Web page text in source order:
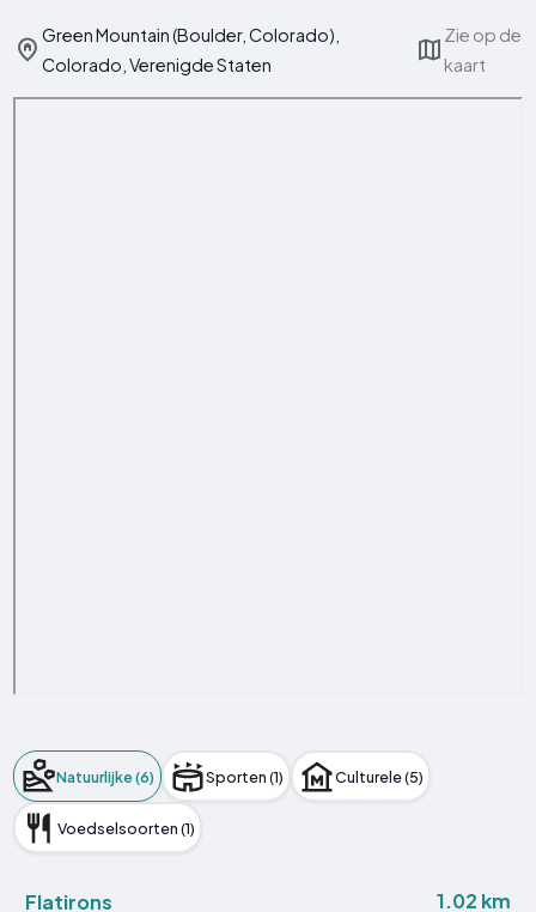
Green Mountain (Boulder, Colorado),
Colorado, Verenigde Staten
Zie op de
kaart
Natuurlijke (6) Sporten (1) Culturele (5)
Voedselsoorten (1)
Flatirons 1.02 km